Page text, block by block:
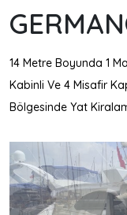
14 Metre Boyunda 1
Kabinli Ve 4 Misafir
Bölgesinde Yat